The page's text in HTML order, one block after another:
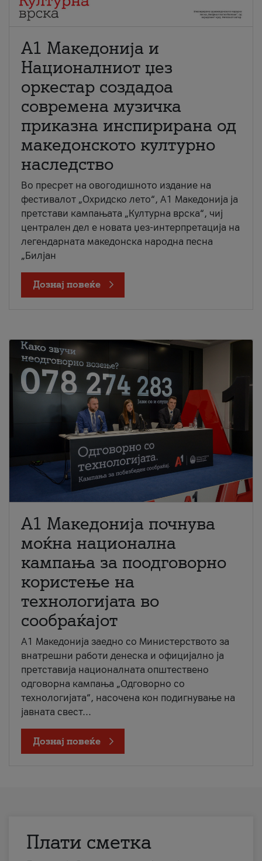
А1 Македонија и
Националниот џез
оркестар создадоа
современа музичка
приказна инспирирана од
македонското културно
наследство
Во пресрет на овогодишното издание на
фестивалот „Охридско лето“, А1 Македонија ја
претстави кампањата „Културна врска“, чиј
централен дел е новата џез-интерпретација на
легендарната македонска народна песна
„Билјан
Дознај повеќе
A1 Македонија почнува
моќна национална
кампања за поодговорно
користење на
технологијата во
сообраќајот
A1 Македонија заедно со Министерството за
внатрешни работи денеска и официјално ја
претставија националната општествено
одговорна кампања „Одговорно со
технологијата“, насочена кон подигнување на
јавната свест...
Дознај повеќе
Плати сметка